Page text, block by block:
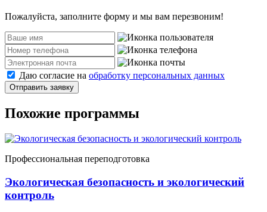
Пожалуйста, заполните форму и мы вам перезвоним!
Даю согласие на обработку персональных данных
Отправить заявку
Похожие программы
Профессиональная переподготовка
Экологическая безопасность и экологический
контроль